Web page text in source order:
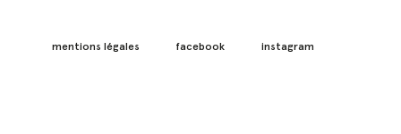
mentions légales facebook instagram